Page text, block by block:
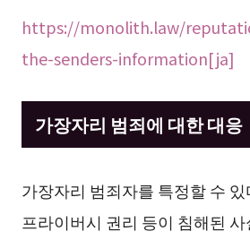
https://monolith.law/
the-senders-information[ja]
가장자리 범죄에 대한 대응
가장자리 범죄자를 특정할 수
프라이버시 권리 등이 침해된